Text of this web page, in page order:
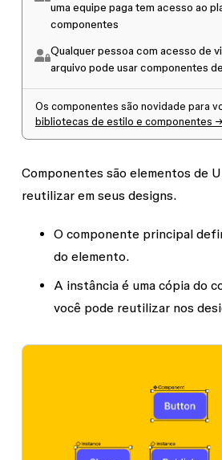
uma equipe paga tem acesso ao
componentes
Qualquer pessoa com acesso de
arquivo pode usar componentes
Os componentes são novidade para
bibliotecas de estilo e componentes →
Componentes são elementos de
reutilizar em seus designs.
O componente principal
do elemento.
A instânciaé uma cópia do
você pode reutilizar nos